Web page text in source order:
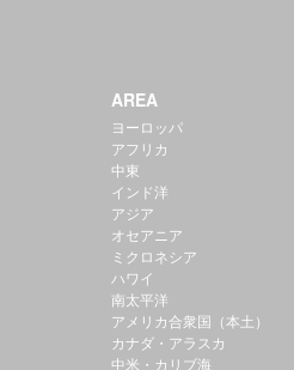
AREA
ヨーロッパ
アフリカ
中東
インド洋
アジア
オセアニア
ミクロネシア
ハワイ
南太平洋
アメリカ合衆国（本土）
カナダ・アラスカ
中米・カリブ海